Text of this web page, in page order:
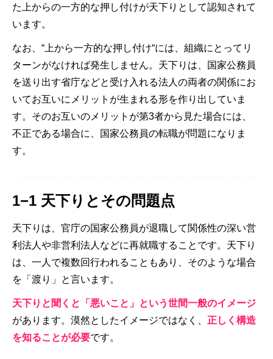
た上からの一方的な押し付けが天下りとして認知されて
います。
なお、“上から一方的な押し付け“には、組織にとってリ
ターンがなければ発生しません。天下りは、国家公務員
を送り出す省庁などと受け入れる法人の両者の関係にお
いてお互いにメリットが生まれる形を作り出していま
す。そのお互いのメリットが第3者から見た場合には、
不正である場合に、国家公務員の転職が問題になりま
す。
1−1 天下りとその問題点
天下りは、官庁の国家公務員が退職して関係性の深い営
利法人や非営利法人などに再就職することです。天下り
は、一人で複数回行われることもあり、そのような場合
を「渡り」と言います。
天下りと聞くと「悪いこと」という世間一般のイメージ
があります。漠然としたイメージではなく、 正しく構造
を知ることが必要です。